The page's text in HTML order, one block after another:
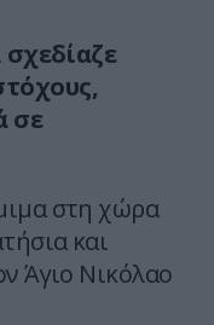
σχεδίαζε
σε
στη χώρα
και
Άγιο Νικόλαο